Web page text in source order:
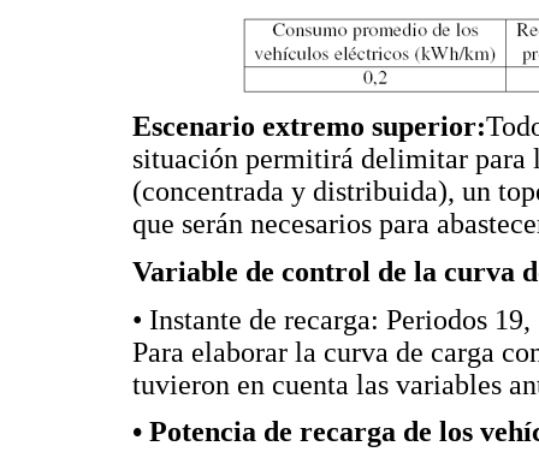
Escenario extremo superior:
situación permitirá delimitar para
(concentrada y distribuida), un
que serán necesarios para
Variable de control de la curva
• Instante de recarga: Periodos
Para elaborar la curva de carga
tuvieron en cuenta las variables
• Potencia de recarga de los